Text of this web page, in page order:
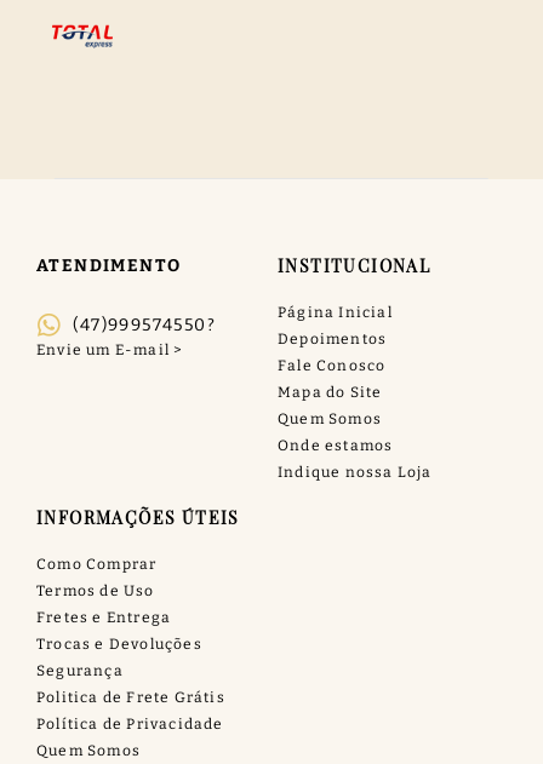
ATENDIMENTO
(47)999574550?
INSTITUCIONAL
Página Inicial
Depoimentos
Fale Conosco
Mapa do Site
Quem Somos
Onde estamos
Indique nossa Loja
INFORMAÇÕES ÚTEIS
Como Comprar
Termos de Uso
Fretes e Entrega
Trocas e Devoluções
Segurança
Politica de Frete Grátis
Política de Privacidade
Quem Somos